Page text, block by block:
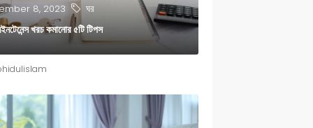
8, 2023 ঘর
খরচ কমানোর ৫টি টিপস